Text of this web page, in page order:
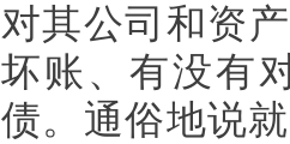
对其公司和资
坏账、有没有
债。通俗地说